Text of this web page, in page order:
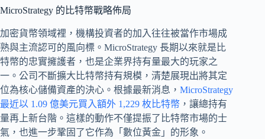
MicroStrategy 的比特幣戰略佈局
加密貨幣領域裡，機構投資者的加入往往被當作市場成
熟與主流認可的風向標。MicroStrategy 長期以來就是比
特幣的忠實擁護者，也是企業界持有量最大的玩家之
一。公司不斷擴大比特幣持有規模，清楚展現出將其定
位為核心儲備資產的決心。根據最新消息， MicroStrategy
最近以 1.09 億美元買入額外 1,229 枚比特幣 ，讓總持有
量再上新台階。這樣的動作不僅提振了比特幣市場的士
氣，也進一步鞏固了它作為「數位黃金」的形象。